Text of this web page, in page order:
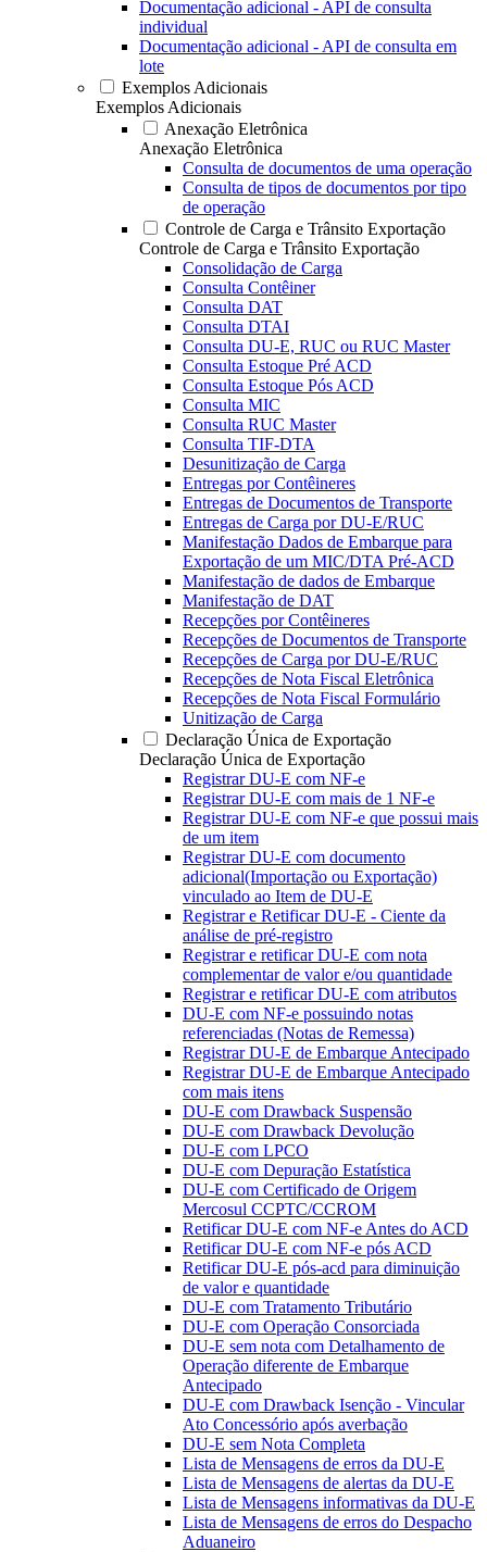
Documentação adicional - API de consulta
individual
Documentação adicional - API de consulta em
lote
Exemplos Adicionais
Exemplos Adicionais
Anexação Eletrônica
Anexação Eletrônica
Consulta de documentos de uma operação
Consulta de tipos de documentos por tipo
de operação
Controle de Carga e Trânsito Exportação
Controle de Carga e Trânsito Exportação
Consolidação de Carga
Consulta Contêiner
Consulta DAT
Consulta DTAI
Consulta DU-E, RUC ou RUC Master
Consulta Estoque Pré ACD
Consulta Estoque Pós ACD
Consulta MIC
Consulta RUC Master
Consulta TIF-DTA
Desunitização de Carga
Entregas por Contêineres
Entregas de Documentos de Transporte
Entregas de Carga por DU-E/RUC
Manifestação Dados de Embarque para
Exportação de um MIC/DTA Pré-ACD
Manifestação de dados de Embarque
Manifestação de DAT
Recepções por Contêineres
Recepções de Documentos de Transporte
Recepções de Carga por DU-E/RUC
Recepções de Nota Fiscal Eletrônica
Recepções de Nota Fiscal Formulário
Unitização de Carga
Declaração Única de Exportação
Declaração Única de Exportação
Registrar DU-E com NF-e
Registrar DU-E com mais de 1 NF-e
Registrar DU-E com NF-e que possui mais
de um item
Registrar DU-E com documento
adicional(Importação ou Exportação)
vinculado ao Item de DU-E
Registrar e Retificar DU-E - Ciente da
análise de pré-registro
Registrar e retificar DU-E com nota
complementar de valor e/ou quantidade
Registrar e retificar DU-E com atributos
DU-E com NF-e possuindo notas
referenciadas (Notas de Remessa)
Registrar DU-E de Embarque Antecipado
Registrar DU-E de Embarque Antecipado
com mais itens
DU-E com Drawback Suspensão
DU-E com Drawback Devolução
DU-E com LPCO
DU-E com Depuração Estatística
DU-E com Certificado de Origem
Mercosul CCPTC/CCROM
Retificar DU-E com NF-e Antes do ACD
Retificar DU-E com NF-e pós ACD
Retificar DU-E pós-acd para diminuição
de valor e quantidade
DU-E com Tratamento Tributário
DU-E com Operação Consorciada
DU-E sem nota com Detalhamento de
Operação diferente de Embarque
Antecipado
DU-E com Drawback Isenção - Vincular
Ato Concessório após averbação
DU-E sem Nota Completa
Lista de Mensagens de erros da DU-E
Lista de Mensagens de alertas da DU-E
Lista de Mensagens informativas da DU-E
Lista de Mensagens de erros do Despacho
Aduaneiro